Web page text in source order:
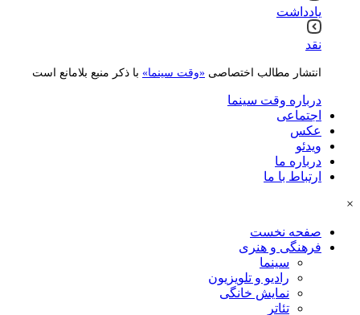
یادداشت
نقد
انتشار مطالب اختصاصی «وقت سینما» با ذکر منبع بلامانع است
درباره وقت سینما
اجتماعی
عکس
ویدئو
درباره ما
ارتباط با ما
×
صفحه نخست
فرهنگی و هنری
سینما
رادیو و تلویزیون
نمایش خانگی
تئاتر